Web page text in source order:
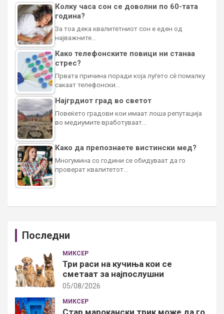
Колку часа сон се доволни по 60-тата
година?
За тоа дека квалитетниот сон е еден од
најважните…
Како телефонските повици ни станаа
стрес?
Првата причина поради која луѓето сè помалку
сакаат телефонски…
Најгрдиот град во светот
Повеќето градови кои имаат лоша репутација
во медиумите вработуваат…
Како да препознаете вистински мед?
Многумина со години се обидуваат да го
проверат квалитетот…
Последни
МИКСЕР
Три раси на кучиња кои се
сметаат за најпослушни
05/08/2026
МИКСЕР
Стар марокански трик може да го